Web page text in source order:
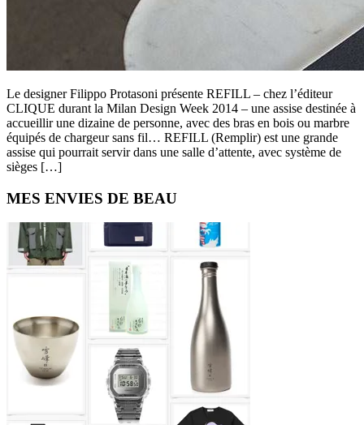
Le designer Filippo Protasoni présente REFILL – chez l’éditeur
CLIQUE durant la Milan Design Week 2014 – une assise destinée à
accueillir une dizaine de personne, avec des bras en bois ou marbre
équipés de chargeur sans fil… REFILL (Remplir) est une grande
assise qui pourrait servir dans une salle d’attente, avec système de
sièges […]
Primary
Sidebar
MES ENVIES DE BEAU